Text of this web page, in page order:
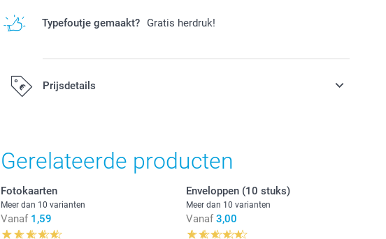
Typefoutje gemaakt? Gratis herdruk!
Prijsdetails
Gerelateerde producten
Fotokaarten
Meer dan 10 varianten
Vanaf 1,59
Enveloppen (10 stuks)
Meer dan 10 varianten
Vanaf 3,00